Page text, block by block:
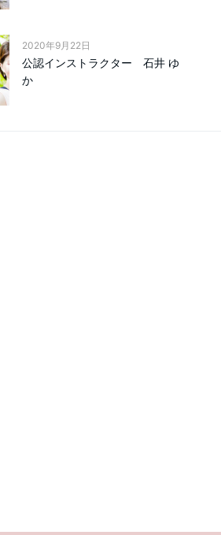
2020年9月22日
公認インストラクター 石井 ゆ
か